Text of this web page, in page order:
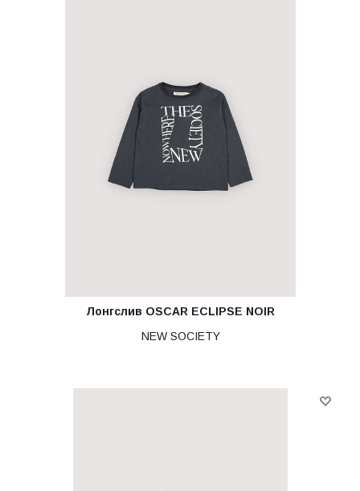
Лонгслив OSCAR ECLIPSE NOIR
NEW SOCIETY